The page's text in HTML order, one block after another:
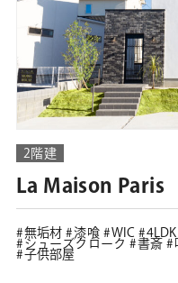
2階建
La Maison Paris
無垢材 漆喰 WIC 4LDK
シューズクローク
書斎
子供部屋